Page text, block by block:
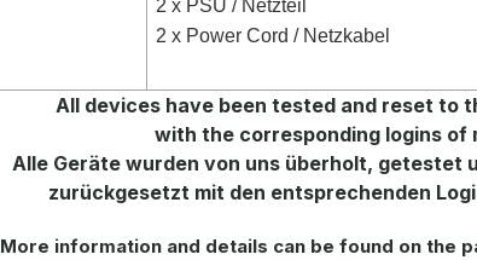
2 x PSU / Netzteil
2 x Power Cord / Netzkabel
All devices have been tested and reset to
with the corresponding logins of
Alle Geräte wurden von uns überholt, getestet
zurückgesetzt mit den entsprechenden
More information and details can be found on the